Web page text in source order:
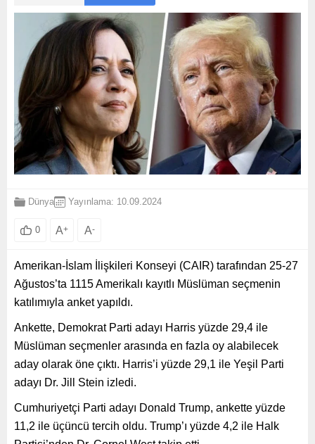
Dünya Yayınlama: 10.09.2024
0 A+ A-
Amerikan-İslam İlişkileri Konseyi (CAIR) tarafından 25-27
Ağustos’ta 1115 Amerikalı kayıtlı Müslüman seçmenin
katılımıyla anket yapıldı.
Ankette, Demokrat Parti adayı Harris yüzde 29,4 ile
Müslüman seçmenler arasında en fazla oy alabilecek
aday olarak öne çıktı. Harris’i yüzde 29,1 ile Yeşil Parti
adayı Dr. Jill Stein izledi.
Cumhuriyetçi Parti adayı Donald Trump, ankette yüzde
11,2 ile üçüncü tercih oldu. Trump’ı yüzde 4,2 ile Halk